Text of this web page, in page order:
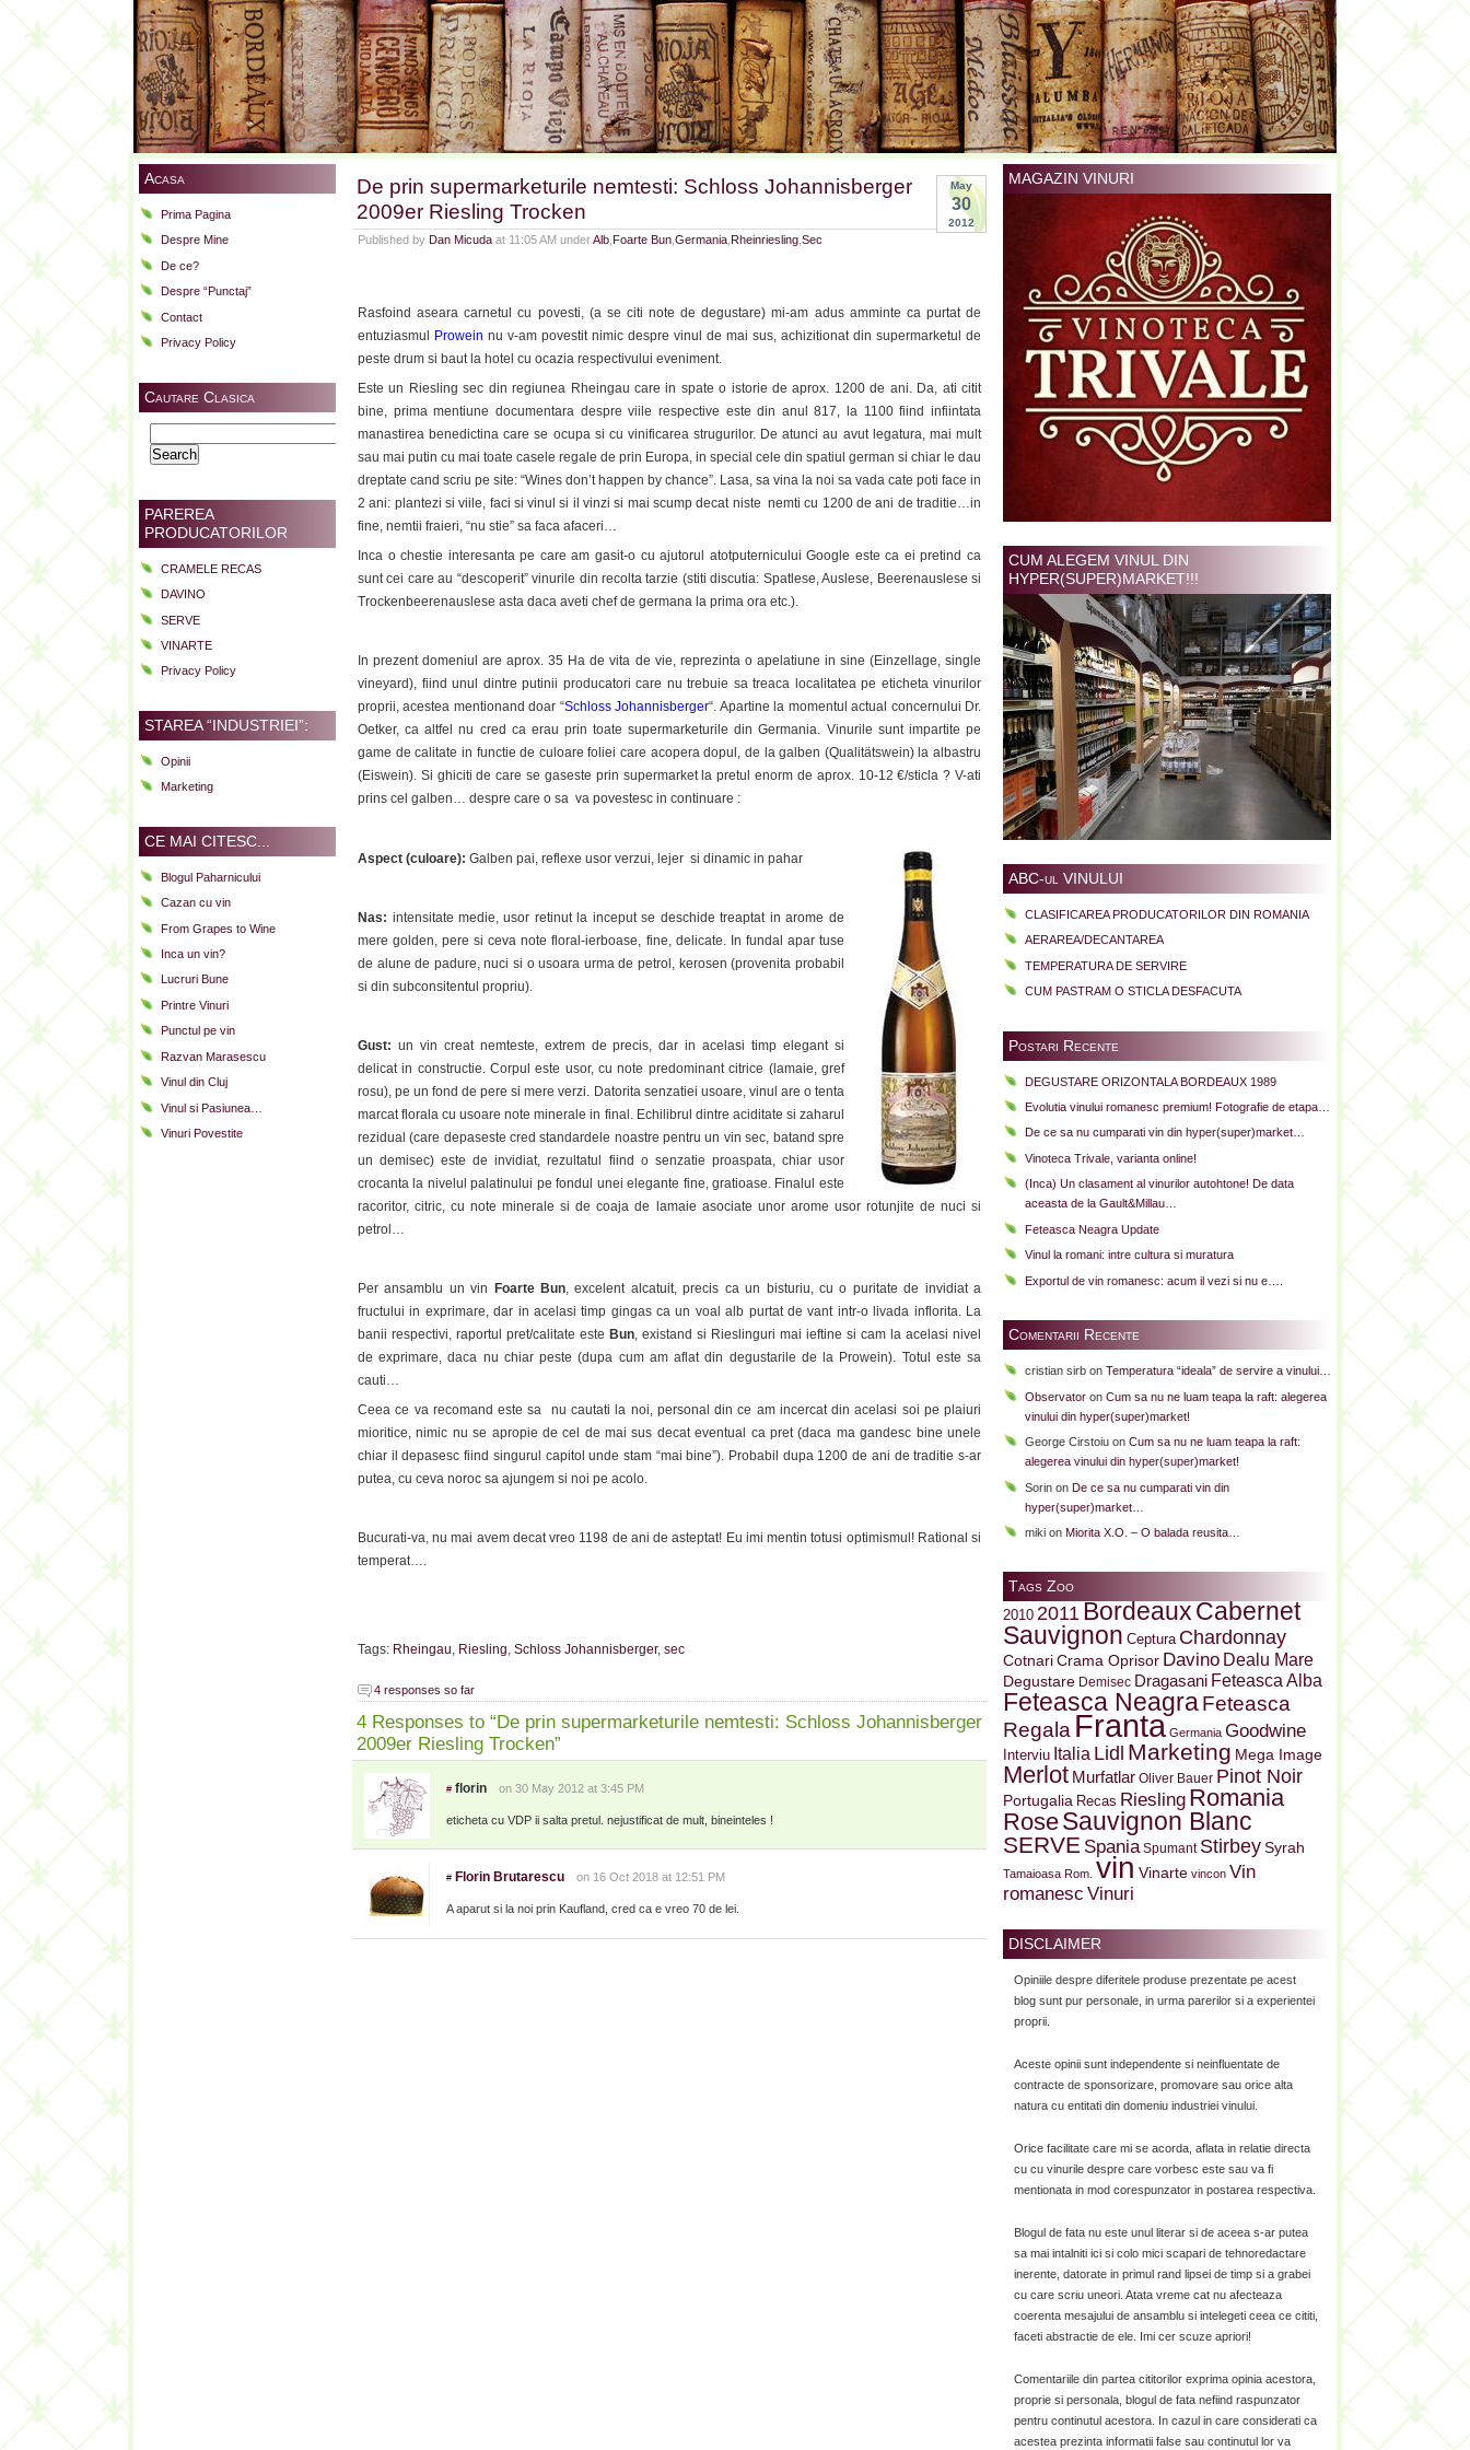
Acasa
Prima Pagina
Despre Mine
De ce?
Despre “Punctaj”
Contact
Privacy Policy
Cautare Clasica
for:
PAREREA
PRODUCATORILOR
CRAMELE RECAS
DAVINO
SERVE
VINARTE
Privacy Policy
STAREA “INDUSTRIEI”:
Opinii
Marketing
CE MAI CITESC...
Blogul Paharnicului
Cazan cu vin
From Grapes to Wine
Inca un vin?
Lucruri Bune
Printre Vinuri
Punctul pe vin
Razvan Marasescu
Vinul din Cluj
Vinul si Pasiunea…
Vinuri Povestite
May
30
2012
De prin supermarketurile nemtesti: Schloss Johannisberger
2009er Riesling Trocken
Published by Dan Micuda at 11:05 AM underAlb Foarte Bun Germania Rheinriesling Sec
Rasfoind aseara carnetul cu povesti, (a se citi note de degustare) mi-am adus amminte ca purtat de
entuziasmul
Prowein nu v-am povestit nimic despre vinul de mai sus, achizitionat din supermarketul de
peste drum si baut la hotel cu ocazia respectivului eveniment.
Este un Riesling sec din regiunea Rheingau care in spate o istorie de aprox. 1200 de ani. Da, ati citit
bine, prima mentiune documentara despre viile respective este din anul 817, la 1100 fiind infiintata
manastirea benedictina care se ocupa si cu vinificarea strugurilor. De atunci au avut legatura, mai mult
sau mai putin cu mai toate casele regale de prin Europa, in special cele din spatiul german si chiar le dau
dreptate cand scriu pe site: “Wines don’t happen by chance”. Lasa, sa vina la noi sa vada cate poti face in
2 ani: plantezi si viile, faci si vinul si il vinzi si mai scump decat niste nemti cu 1200 de ani de traditie…in
fine, nemtii fraieri, “nu stie” sa faca afaceri…
Inca o chestie interesanta pe care am gasit-o cu ajutorul atotputernicului Google este ca ei pretind ca
sunt cei care au “descoperit” vinurile din recolta tarzie (stiti discutia: Spatlese, Auslese, Beerenauslese si
Trockenbeerenauslese asta daca aveti chef de germana la prima ora etc.).
In prezent domeniul are aprox. 35 Ha de vita de vie, reprezinta o apelatiune in sine (Einzellage, single
vineyard), fiind unul dintre putinii producatori care nu trebuie sa treaca localitatea pe eticheta vinurilor
proprii, acestea mentionand doar “Schloss Johannisberger“. Apartine la momentul actual concernului Dr.
Oetker, ca altfel nu cred ca erau prin toate supermarketurile din Germania. Vinurile sunt impartite pe
game de calitate in functie de culoare foliei care acopera dopul, de la galben (Qualitätswein) la albastru
(Eiswein). Si ghiciti de care se gaseste prin supermarket la pretul enorm de aprox. 10-12 €/sticla ? V-ati
prins cel galben… despre care o sa va povestesc in continuare :
Aspect (culoare): Galben pai, reflexe usor verzui, lejer si dinamic in pahar
Nas: intensitate medie, usor retinut la inceput se deschide treaptat in arome de
mere golden, pere si ceva note floral-ierboase, fine, delicate. In fundal apar tuse
de alune de padure, nuci si o usoara urma de petrol, kerosen (provenita probabil
si din subconsitentul propriu).
Gust: un vin creat nemteste, extrem de precis, dar in acelasi timp elegant si
delicat in constructie. Corpul este usor, cu note predominant citrice (lamaie, gref
rosu), pe un fond de pere si mere verzi. Datorita senzatiei usoare, vinul are o tenta
marcat florala cu usoare note minerale in final. Echilibrul dintre aciditate si zaharul
rezidual (care depaseste cred standardele noastre pentru un vin sec, batand spre
un demisec) este de invidiat, rezultatul fiind o senzatie proaspata, chiar usor
crocanta la nivelul palatinului pe fondul unei elegante fine, gratioase. Finalul este
racoritor, citric, cu note minerale si de coaja de lamaie asociate unor arome usor rotunjite de nuci si
petrol…
Per ansamblu un vin Foarte Bun, excelent alcatuit, precis ca un bisturiu, cu o puritate de invidiat a
fructului in exprimare, dar in acelasi timp gingas ca un voal alb purtat de vant intr-o livada inflorita. La
banii respectivi, raportul pret/calitate este Bun, existand si Rieslinguri mai ieftine si cam la acelasi nivel
de exprimare, daca nu chiar peste (dupa cum am aflat din degustarile de la Prowein). Totul este sa
cauti…
Ceea ce va recomand este sa nu cautati la noi, personal din ce am incercat din acelasi soi pe plaiuri
mioritice, nimic nu se apropie de cel de mai sus decat eventual ca pret (daca ma gandesc bine unele
chiar il depasesc fiind singurul capitol unde stam “mai bine”). Probabil dupa 1200 de ani de traditie s-ar
putea, cu ceva noroc sa ajungem si noi pe acolo.
Bucurati-va, nu mai avem decat vreo 1198 de ani de asteptat! Eu imi mentin totusi optimismul! Rational si
temperat….
Tags: Rheingau, Riesling, Schloss Johannisberger, sec
4 responses so far
4 Responses to “De prin supermarketurile nemtesti: Schloss Johannisberger
2009er Riesling Trocken”
# florin on 30 May 2012 at 3:45 PM
eticheta cu VDP ii salta pretul. nejustificat de mult, bineinteles !
# Florin Brutarescu on 16 Oct 2018 at 12:51 PM
A aparut si la noi prin Kaufland, cred ca e vreo 70 de lei.
MAGAZIN VINURI
CUM ALEGEM VINUL DIN
HYPER(SUPER)MARKET!!!
ABC-ul VINULUI
CLASIFICAREA PRODUCATORILOR DIN ROMANIA
AERAREA/DECANTAREA
TEMPERATURA DE SERVIRE
CUM PASTRAM O STICLA DESFACUTA
Postari Recente
DEGUSTARE ORIZONTALA BORDEAUX 1989
Evolutia vinului romanesc premium! Fotografie de etapa…
De ce sa nu cumparati vin din hyper(super)market…
Vinoteca Trivale, varianta online!
(Inca) Un clasament al vinurilor autohtone! De data
aceasta de la Gault&Millau…
Feteasca Neagra Update
Vinul la romani: intre cultura si muratura
Exportul de vin romanesc: acum il vezi si nu e….
Comentarii Recente
cristian sirb on Temperatura “ideala” de servire a vinului…
Observator on Cum sa nu ne luam teapa la raft: alegerea
vinului din hyper(super)market!
George Cirstoiu on Cum sa nu ne luam teapa la raft:
alegerea vinului din hyper(super)market!
Sorin on De ce sa nu cumparati vin din
hyper(super)market…
miki on Miorita X.O. – O balada reusita…
Tags Zoo
2010 2011 BordeauxCabernet
Sauvignon Ceptura Chardonnay
Cotnari Crama Oprisor Davino Dealu Mare
Degustare Demisec Dragasani Feteasca Alba
Feteasca NeagraFeteasca
Regala Franta Germania Goodwine
Interviu Italia Lidl Marketing Mega Image
Merlot Murfatlar Oliver Bauer Pinot Noir
Portugalia Recas Riesling Romania
RoseSauvignon Blanc
SERVE Spania Spumant Stirbey Syrah
Tamaioasa Rom. vin Vinarte vincon Vin
romanesc Vinuri
DISCLAIMER
Opiniile despre diferitele produse prezentate pe acest
blog sunt pur personale, in urma parerilor si a experientei
proprii.
Aceste opinii sunt independente si neinfluentate de
contracte de sponsorizare, promovare sau orice alta
natura cu entitati din domeniu industriei vinului.
Orice facilitate care mi se acorda, aflata in relatie directa
cu cu vinurile despre care vorbesc este sau va fi
mentionata in mod corespunzator in postarea respectiva.
Blogul de fata nu este unul literar si de aceea s-ar putea
sa mai intalniti ici si colo mici scapari de tehnoredactare
inerente, datorate in primul rand lipsei de timp si a grabei
cu care scriu uneori. Atata vreme cat nu afecteaza
coerenta mesajului de ansamblu si intelegeti ceea ce cititi,
faceti abstractie de ele. Imi cer scuze apriori!
Comentariile din partea cititorilor exprima opinia acestora,
proprie si personala, blogul de fata nefiind raspunzator
pentru continutul acestora. In cazul in care considerati ca
acestea prezinta informatii false sau continutul lor va